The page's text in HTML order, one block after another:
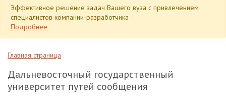
Эффективное решение задач Вашего вуза с привлечением
специалистов компании-разработчика
Подробнее
Главная страница
Дальневосточный государственный
университет путей сообщения